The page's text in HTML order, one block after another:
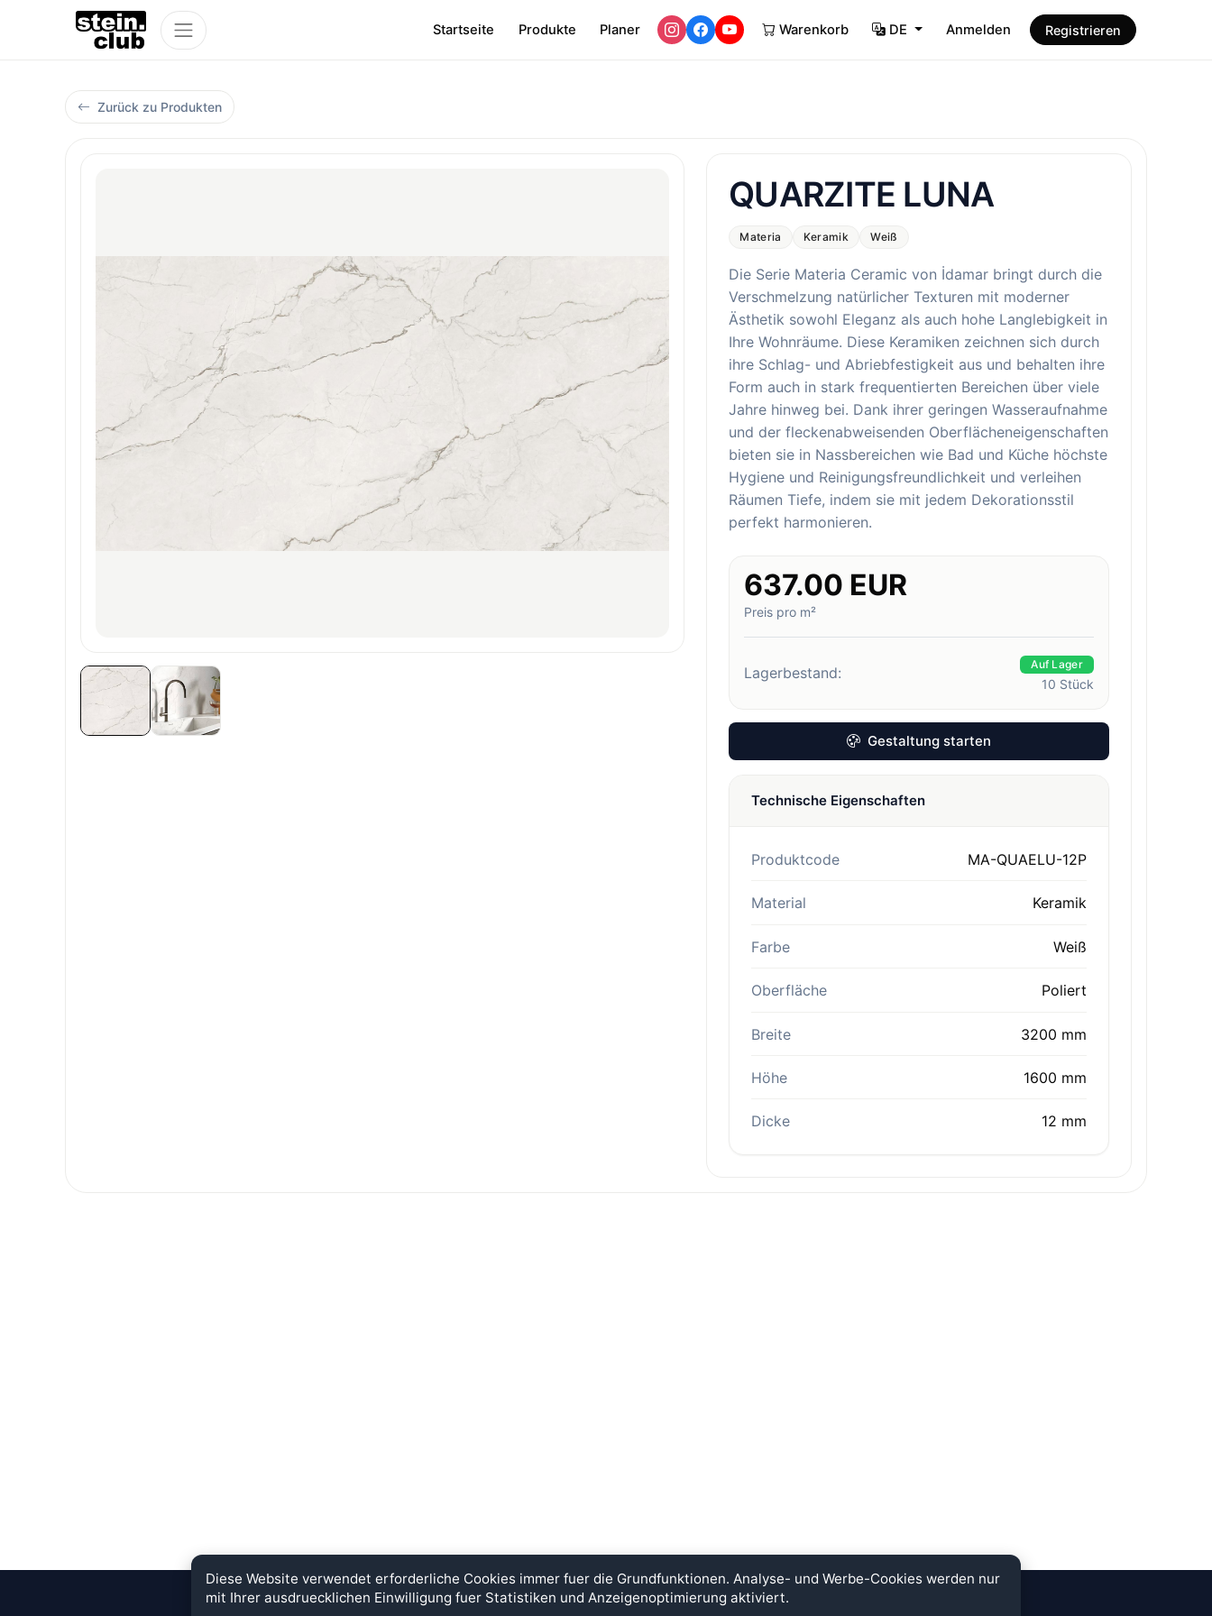
Startseite Produkte Planer Warenkorb DE Anmelden Registrieren
Zurück zu Produkten
QUARZITE LUNA
Materia Keramik Weiß
Die Serie Materia Ceramic von İdamar bringt durch die
Verschmelzung natürlicher Texturen mit moderner
Ästhetik sowohl Eleganz als auch hohe Langlebigkeit in
Ihre Wohnräume. Diese Keramiken zeichnen sich durch
ihre Schlag- und Abriebfestigkeit aus und behalten ihre
Form auch in stark frequentierten Bereichen über viele
Jahre hinweg bei. Dank ihrer geringen Wasseraufnahme
und der fleckenabweisenden Oberflächeneigenschaften
bieten sie in Nassbereichen wie Bad und Küche höchste
Hygiene und Reinigungsfreundlichkeit und verleihen
Räumen Tiefe, indem sie mit jedem Dekorationsstil
perfekt harmonieren.
637.00 EUR
Preis pro m²
Lagerbestand: Auf Lager
10 Stück
Gestaltung starten
Technische Eigenschaften
Produktcode MA-QUAELU-12P
Material Keramik
Farbe Weiß
Oberfläche Poliert
Breite 3200 mm
Höhe 1600 mm
Dicke 12 mm
Diese Website verwendet erforderliche Cookies immer fuer die Grundfunktionen. Analyse- und Werbe-Cookies werden nur
mit Ihrer ausdruecklichen Einwilligung fuer Statistiken und Anzeigenoptimierung aktiviert.